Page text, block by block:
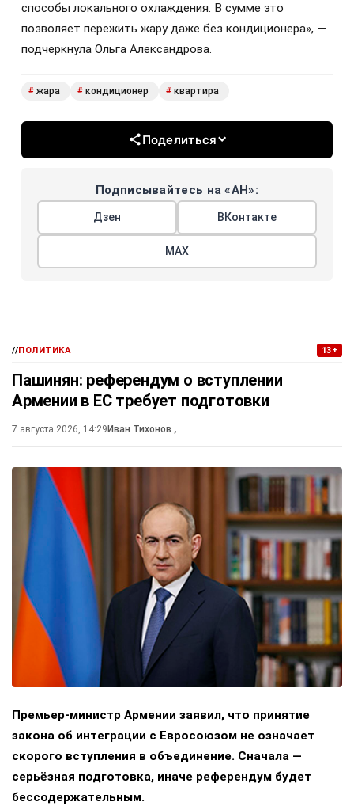
способы локального охлаждения. В сумме это
позволяет пережить жару даже без кондиционера», —
подчеркнула Ольга Александрова.
# жара # кондиционер # квартира
Поделиться
Подписывайтесь на «АН»:
Дзен ВКонтакте
МАХ
//ПОЛИТИКА 13+
Пашинян: референдум о вступлении
Армении в ЕС требует подготовки
7 августа 2026, 14:29Иван Тихонов ,
Премьер-министр Армении заявил, что принятие
закона об интеграции с Евросоюзом не означает
скорого вступления в объединение. Сначала —
серьёзная подготовка, иначе референдум будет
бессодержательным.